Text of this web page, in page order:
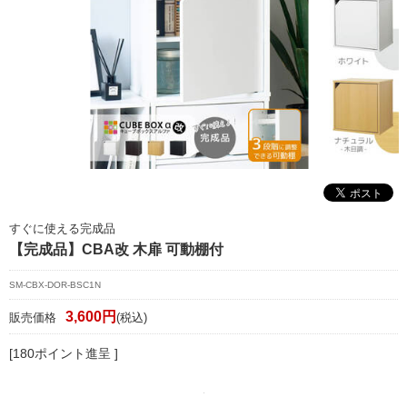
イページ/会員登録
定商取引法に基づく表記
すぐに使える完成品
【完成品】CBA改 木扉 可動棚付
SM-CBX-DOR-BSC1N
販売価格 3,600円 (税込)
[180ポイント進呈 ]